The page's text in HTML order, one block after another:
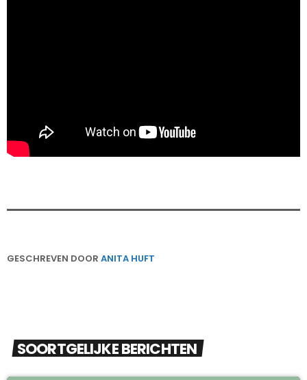
GESCHREVEN DOOR ANITA HUFT
SOORTGELIJKE BERICHTEN